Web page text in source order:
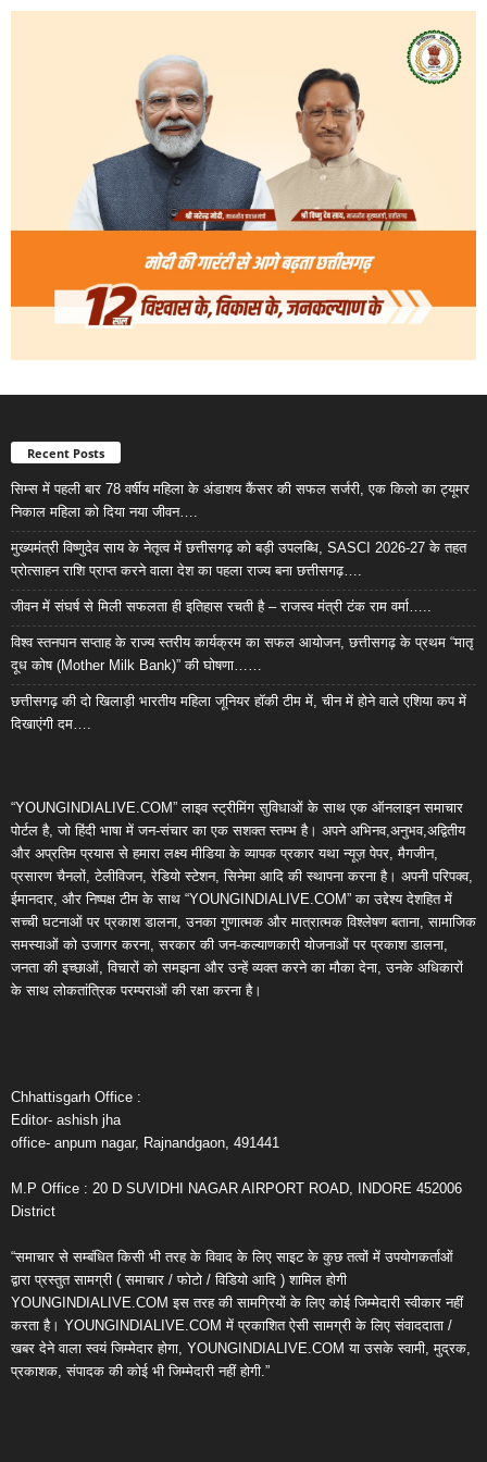
Recent Posts
सिम्स में पहली बार 78 वर्षीय महिला के अंडाशय कैंसर की सफल सर्जरी, एक किलो का ट्यूमर
निकाल महिला को दिया नया जीवन….
मुख्यमंत्री विष्णुदेव साय के नेतृत्व में छत्तीसगढ़ को बड़ी उपलब्धि, SASCI 2026-27 के तहत
प्रोत्साहन राशि प्राप्त करने वाला देश का पहला राज्य बना छत्तीसगढ़….
जीवन में संघर्ष से मिली सफलता ही इतिहास रचती है – राजस्व मंत्री टंक राम वर्मा…..
विश्व स्तनपान सप्ताह के राज्य स्तरीय कार्यक्रम का सफल आयोजन, छत्तीसगढ़ के प्रथम “मातृ
दूध कोष (Mother Milk Bank)” की घोषणा……
छत्तीसगढ़ की दो खिलाड़ी भारतीय महिला जूनियर हॉकी टीम में, चीन में होने वाले एशिया कप में
दिखाएंगी दम….
“YOUNGINDIALIVE.COM” लाइव स्ट्रीमिंग सुविधाओं के साथ एक ऑनलाइन समाचार
पोर्टल है, जो हिंदी भाषा में जन-संचार का एक सशक्त स्तम्भ है। अपने अभिनव,अनुभव,अद्वितीय
और अप्रतिम प्रयास से हमारा लक्ष्य मीडिया के व्यापक प्रकार यथा न्यूज़ पेपर, मैगजीन,
प्रसारण चैनलों, टेलीविजन, रेडियो स्टेशन, सिनेमा आदि की स्थापना करना है। अपनी परिपक्व,
ईमानदार, और निष्पक्ष टीम के साथ “YOUNGINDIALIVE.COM” का उद्देश्य देशहित में
सच्ची घटनाओं पर प्रकाश डालना, उनका गुणात्मक और मात्रात्मक विश्लेषण बताना, सामाजिक
समस्याओं को उजागर करना, सरकार की जन-कल्याणकारी योजनाओं पर प्रकाश डालना,
जनता की इच्छाओं, विचारों को समझना और उन्हें व्यक्त करने का मौका देना, उनके अधिकारों
के साथ लोकतांत्रिक परम्पराओं की रक्षा करना है।
Chhattisgarh Office :
Editor- ashish jha
office- anpum nagar, Rajnandgaon, 491441
M.P Office : 20 D SUVIDHI NAGAR AIRPORT ROAD, INDORE 452006
District
“समाचार से सम्बंधित किसी भी तरह के विवाद के लिए साइट के कुछ तत्वों में उपयोगकर्ताओं
द्वारा प्रस्तुत सामग्री ( समाचार / फोटो / विडियो आदि ) शामिल होगी
YOUNGINDIALIVE.COM इस तरह की सामग्रियों के लिए कोई जिम्मेदारी स्वीकार नहीं
करता है। YOUNGINDIALIVE.COM में प्रकाशित ऐसी सामग्री के लिए संवाददाता /
खबर देने वाला स्वयं जिम्मेदार होगा, YOUNGINDIALIVE.COM या उसके स्वामी, मुद्रक,
प्रकाशक, संपादक की कोई भी जिम्मेदारी नहीं होगी.”